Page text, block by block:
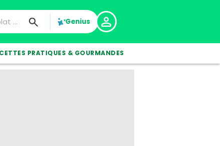
Genius
PRATIQUES & GOURMANDES